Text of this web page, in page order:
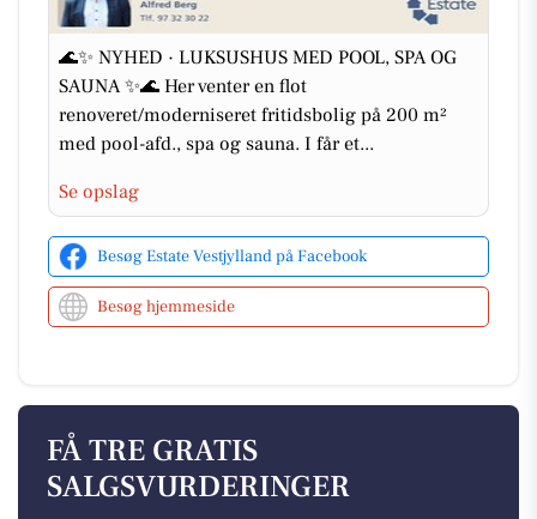
🌊✨ NYHED · LUKSUSHUS MED POOL, SPA OG
SAUNA ✨🌊 Her venter en flot
renoveret/moderniseret fritidsbolig på 200 m²
med pool-afd., spa og sauna. I får et...
Se opslag
Besøg Estate Vestjylland på Facebook
Besøg hjemmeside
FÅ TRE GRATIS
SALGSVURDERINGER